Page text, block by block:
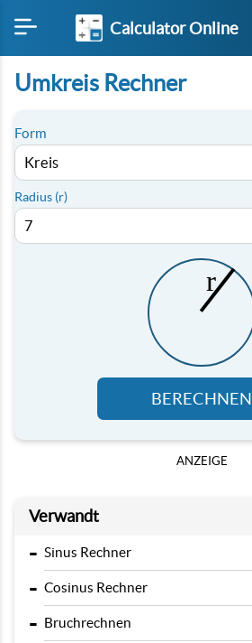
Calculator Online
Umkreis Rechner
Form
Radius (r)
BERECHNEN
ANZEIGE
Verwandt
- Sinus Rechner
- Cosinus Rechner
- Bruchrechnen